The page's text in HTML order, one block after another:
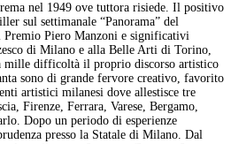
nel 1949 ove tuttora risiede. Il positivo
sul settimanale “Panorama” del
Premio Piero Manzoni e significativi
di Milano e alla Belle Arti di Torino,
mille difficoltà il proprio discorso artistico
sono di grande fervore creativo, favorito
artistici milanesi dove allestisce tre
Firenze, Ferrara, Varese, Bergamo,
Dopo un periodo di esperienze
presso la Statale di Milano. Dal